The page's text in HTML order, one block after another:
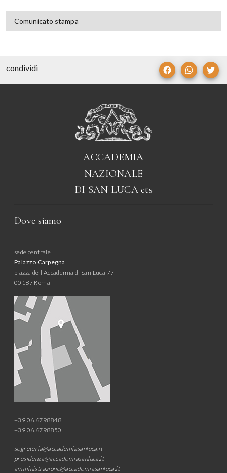
Comunicato stampa
condividi
ACCADEMIA
NAZIONALE
DI SAN LUCAets
Dove siamo
sede centrale
Palazzo Carpegna
piazza dell'Accademia di San Luca 77
00187 Roma
+39.06.6798848
+39.06.6798850
segreteria@accademiasanluca.it
presidenza@accademiasanluca.it
amministrazione@accademiasanluca.it